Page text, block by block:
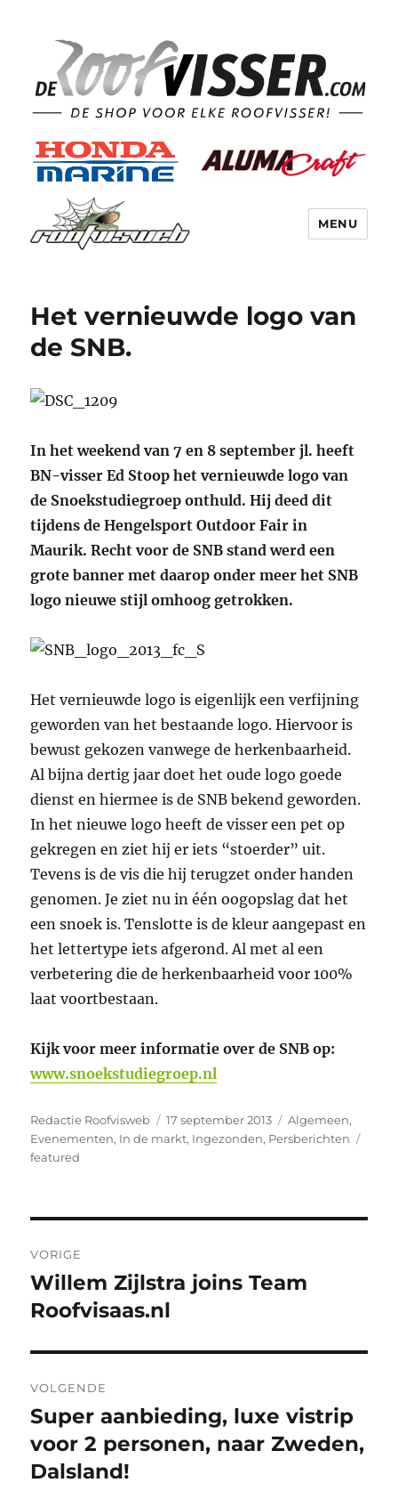
MENU
Het vernieuwde logo van
de SNB.
In het weekend van 7 en 8 september jl. heeft
BN-visser Ed Stoop het vernieuwde logo van
de Snoekstudiegroep onthuld. Hij deed dit
tijdens de Hengelsport Outdoor Fair in
Maurik. Recht voor de SNB stand werd een
grote banner met daarop onder meer het SNB
logo nieuwe stijl omhoog getrokken.
Het vernieuwde logo is eigenlijk een verfijning
geworden van het bestaande logo. Hiervoor is
bewust gekozen vanwege de herkenbaarheid.
Al bijna dertig jaar doet het oude logo goede
dienst en hiermee is de SNB bekend geworden.
In het nieuwe logo heeft de visser een pet op
gekregen en ziet hij er iets “stoerder” uit.
Tevens is de vis die hij terugzet onder handen
genomen. Je ziet nu in één oogopslag dat het
een snoek is. Tenslotte is de kleur aangepast en
het lettertype iets afgerond. Al met al een
verbetering die de herkenbaarheid voor 100%
laat voortbestaan.
Kijk voor meer informatie over de SNB op:
www.snoekstudiegroep.nl
Auteur
Redactie Roofvisweb
Geplaatst
op
17 september 2013 Categorieën
Algemeen,
Evenementen, In de markt, Ingezonden, Persberichten
featured
navigatie
VORIGE
Vorig
bericht:
Willem Zijlstra joins Team
Roofvisaas.nl
VOLGENDE
Volgend
bericht:
Super aanbieding, luxe vistrip
voor 2 personen, naar Zweden,
Dalsland!